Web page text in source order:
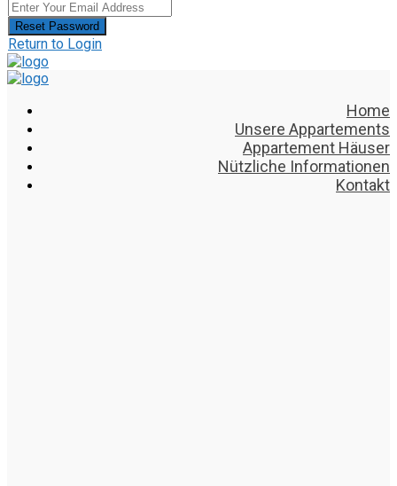
Reset Password
Return to Login
Home
Unsere Appartements
Appartement Häuser
Nützliche Informationen
Kontakt